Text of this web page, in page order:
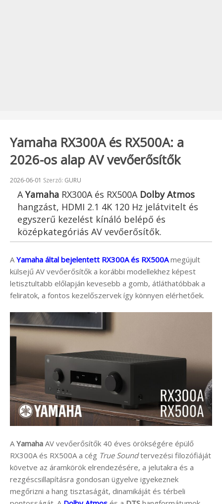
Yamaha RX300A és RX500A: a
2026-os alap AV vevőerősítők
Beküldve:
2026-06-01 Szerző: GURU
AYamaha RX300A és RX500A Dolby Atmos
hangzást, HDMI 2.1 4K 120 Hz jelátvitelt és
egyszerű kezelést kínáló belépő és
középkategóriás AV vevőerősítők.
A Yamaha által bejelentett RX300A és RX500Amegújult
külsejű AV vevőerősítők a korábbi modellekhez képest
letisztultabb előlapján kevesebb a gomb, átláthatóbbak a
feliratok, a fontos kezelőszervek így könnyen elérhetőek.
A Yamaha AV vevőerősítők 40 éves örökségére épülő
RX300A és RX500A a cég True Soundtervezési filozófiáját
követve az áramkörök elrendezésére, a jelutakra és a
rezgéscsillapításra gondosan ügyelve igyekeznek
megőrizni a hang tisztaságát, dinamikáját és térbeli